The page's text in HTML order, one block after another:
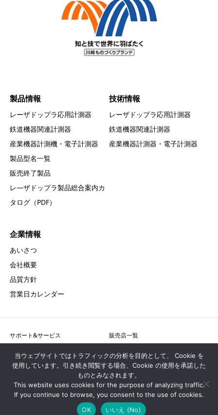
製品情報
レーザドップラ応用計測器
鉄道機器関連計測器
産業機器計測機・電子計測器
製品型名一覧
販売終了製品
レ―ザドップラ製品総合案内カ
タログ（PDF）
技術情報
レーザドップラ応用計測器
鉄道機器関連計測器
産業機器計測器・電子計測器
企業情報
あいさつ
会社概要
品質方針
営業日カレンダー
サポート&サービス
販売店一覧
採用情報
お問合せ
アクセス
プライバシーポリシー
サイトマップ
Copyright © アクト電子株式会社 All Rights Reserved.
当ウェブサイトではトラフィックの分析を目的として、 Cookie を
使用しています。引き続き閲覧する場合、Cookie の使用を承諾した
ものとみなされます。
This website uses cookies for the purpose of analyzing traffic.
If you continue to browse, you consent to the use of cookies.
OK
いいえ (No)